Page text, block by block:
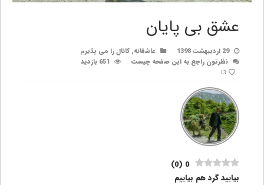
عشق بی پایان
29 اردیبهشت 1398 عاشقانه,کانال را می پذیرم
نظرتون راجع به این صفحه چیست
651 بازدید
13
0
(
0
)
بیایید گرد هم بیاییم